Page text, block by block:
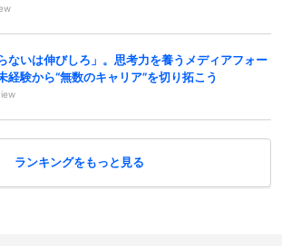
ないは伸びしろ」。思考力を養うメディアフォー
経験から“無数のキャリア”を切り拓こう
ランキングをもっと見る